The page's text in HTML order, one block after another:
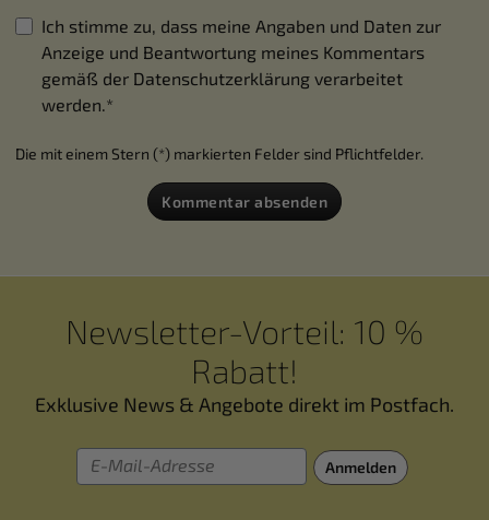
Ich stimme zu, dass meine Angaben und Daten zur
Anzeige und Beantwortung meines Kommentars
gemäß der Datenschutzerklärung verarbeitet
werden.*
Die mit einem Stern (*) markierten Felder sind Pflichtfelder.
Kommentar absenden
Newsletter-Vorteil: 10 %
Rabatt!
Exklusive News & Angebote direkt im Postfach.
E-Mail-Adresse
Anmelden